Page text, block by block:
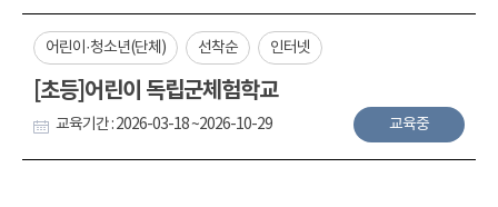
어린이·청소년(단체) 선착순 인터넷
[초등]어린이 독립군체험학교
교육기간 : 2026-03-18 ~2026-10-29 교육중